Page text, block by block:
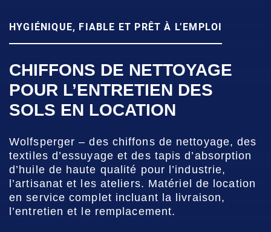
HYGIÉNIQUE, FIABLE ET PRÊT À L’EMPLOI
CHIFFONS DE NETTOYAGE
POUR L’ENTRETIEN DES
SOLS EN LOCATION
Wolfsperger – des chiffons de nettoyage, des
textiles d’essuyage et des tapis d’absorption
d’huile de haute qualité pour l’industrie,
l’artisanat et les ateliers. Matériel de location
en service complet incluant la livraison,
l’entretien et le remplacement.